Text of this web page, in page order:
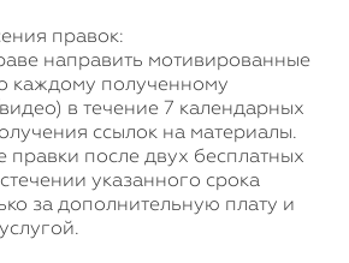
правок:
направить мотивированные
каждому полученному
в течение 7 календарных
ссылок на материалы.
после двух бесплатных
указанного срока
за дополнительную плату и